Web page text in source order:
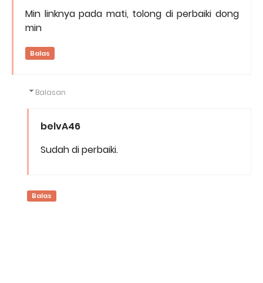
Min linknya pada mati, tolong di perbaiki dong
min
Balas
Balasan
belvA46
Sudah di perbaiki.
Balas